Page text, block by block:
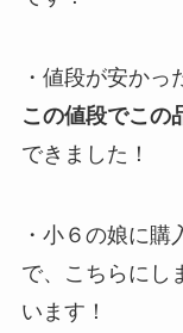
・値段が安かっ
この値段でこの
できました！
・小６の娘に
で、こちらにし
います！